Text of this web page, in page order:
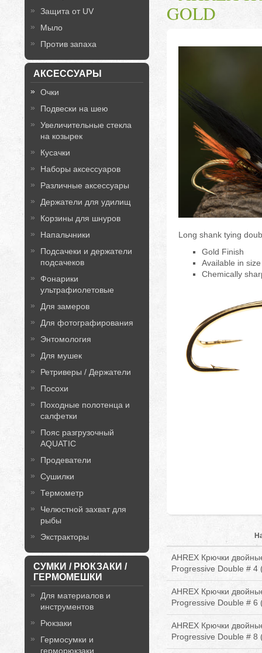
Защита от UV
Мыло
Против запаха
АКСЕССУАРЫ
Очки
Подвески на шею
Увеличительные стекла
на козырек
Кусачки
Наборы аксессуаров
Различные аксессуары
Держатели для удилищ
Корзины для шнуров
Напальчники
Подсачеки и держатели
подсачеков
Фонарики
ультрафиолетовые
Для замеров
Для фотографирования
Энтомология
Для мушек
Ретриверы / Держатели
Посохи
Походные полотенца и
салфетки
Пояс разгрузочный
AQUATIC
Продеватели
Сушилки
Термометр
Челюстной захват для
рыбы
Экстракторы
СУМКИ / РЮКЗАКИ /
ГЕРМОМЕШКИ
Для материалов и
инструментов
Рюкзаки
Гермосумки и
герморюкзаки
GOLD
Long shank tying
Gold Finish
Available in
Chemically
AHREX Крючки
Progressive Double # 4
AHREX Крючки
Progressive Double # 6
AHREX Крючки
Progressive Double # 8